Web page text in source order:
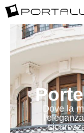
Dove la